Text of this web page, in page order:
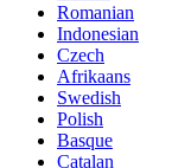
Romanian
Indonesian
Czech
Afrikaans
Swedish
Polish
Basque
Catalan